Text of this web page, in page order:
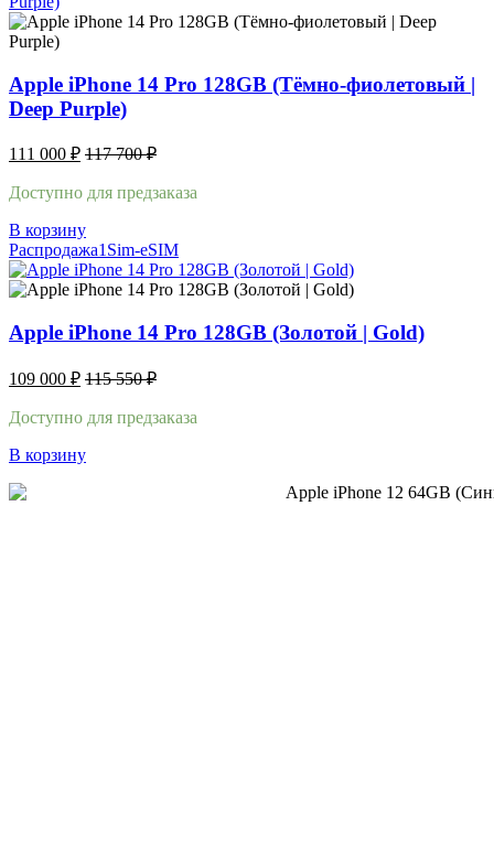
Apple iPhone 14 Pro 128GB (Тёмно-фиолетовый |
Deep Purple)
111 000 ₽ 117 700₽
Доступно для предзаказа
В корзину
Распродажа1Sim-eSIM
Apple iPhone 14 Pro 128GB (Золотой | Gold)
109 000 ₽ 115 550₽
Доступно для предзаказа
В корзину